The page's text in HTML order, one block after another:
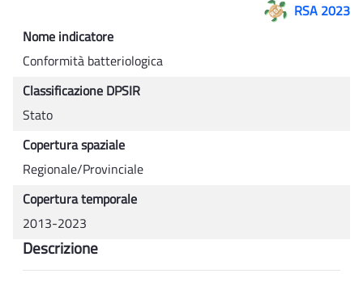
RSA 2023
Nome indicatore
Conformità batteriologica
Classificazione DPSIR
Stato
Copertura spaziale
Regionale/Provinciale
Copertura temporale
2013-2023
Descrizione